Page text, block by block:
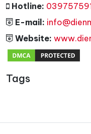
Hotline:
E-mail:
Website:
Tags